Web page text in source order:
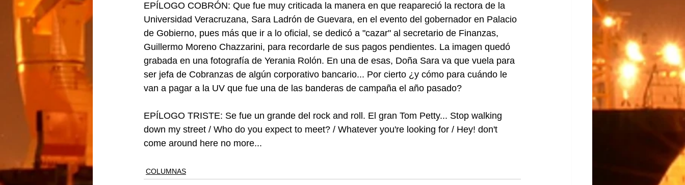
EPÍLOGO COBRÓN: Que fue muy criticada la manera en que reapareció la rectora de la
Universidad Veracruzana, Sara Ladrón de Guevara, en el evento del gobernador en Palacio
de Gobierno, pues más que ir a lo oficial, se dedicó a "cazar" al secretario de Finanzas,
Guillermo Moreno Chazzarini, para recordarle de sus pagos pendientes. La imagen quedó
grabada en una fotografía de Yerania Rolón. En una de esas, Doña Sara va que vuela para
ser jefa de Cobranzas de algún corporativo bancario... Por cierto ¿y cómo para cuándo le
van a pagar a la UV que fue una de las banderas de campaña el año pasado?
EPÍLOGO TRISTE: Se fue un grande del rock and roll. El gran Tom Petty... Stop walking
down my street / Who do you expect to meet? / Whatever you're looking for / Hey! don't
come around here no more...
COLUMNAS